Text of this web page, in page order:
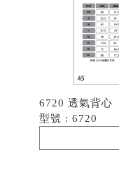
6720 透氣背心
型號 : 6720